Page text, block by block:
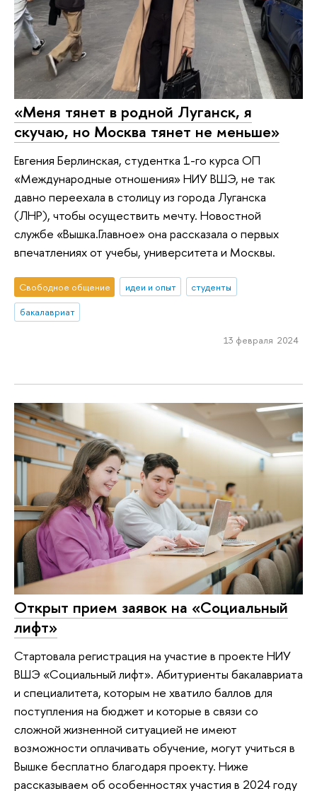
«Меня тянет в родной Луганск, я
скучаю, но Москва тянет не меньше»
Евгения Берлинская, студентка 1-го курса ОП
«Международные отношения» НИУ ВШЭ, не так
давно переехала в столицу из города Луганска
(ЛНР), чтобы осуществить мечту. Новостной
службе «Вышка.Главное» она рассказала о первых
впечатлениях от учебы, университета и Москвы.
Свободное общение идеи и опыт
студенты
бакалавриат
13 февраля 2024
Открыт прием заявок на «Социальный
лифт»
Стартовала регистрация на участие в проекте НИУ
ВШЭ «Социальный лифт». Абитуриенты бакалавриата
и специалитета, которым не хватило баллов для
поступления на бюджет и которые в связи со
сложной жизненной ситуацией не имеют
возможности оплачивать обучение, могут учиться в
Вышке бесплатно благодаря проекту. Ниже
рассказываем об особенностях участия в 2024 году